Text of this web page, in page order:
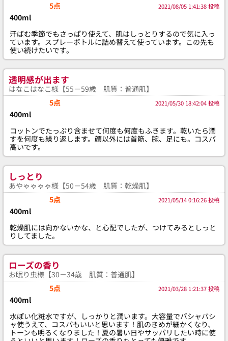
5点
2021/08/05 1:41:38 投稿
400ml
汗ばむ季節でもさっぱり使えて、肌はしっとりするので気に入っ
ています。スプレーボトルに詰め替えて使っています。この先も
使い続けたいです。
透明感が出ます
はなこはなこ様【55－59歳 肌質：普通肌】
5点
2021/05/30 18:42:04 投稿
400ml
コットンでたっぷり含ませて何度も何度もふきます。乾いたら潤
すを何度も繰り返します。顔以外には首筋、腕、足にも。コスパ
高いです。
しっとり
あやゃゃゃゃ様【50－54歳 肌質：乾燥肌】
5点
2021/05/14 0:16:26 投稿
400ml
乾燥肌には向かないかな、と心配でしたが、つけてみるとしっと
りしてました。
ローズの香り
お眠り虫様【30－34歳 肌質：普通肌】
5点
2021/03/28 1:21:37 投稿
400ml
水ぽい化粧水ですが、しっかりと潤います。大容量でバシャバシ
ャ使うえて、コスパもいいと思います！肌のきめが細かくなり、
トーンも明るくなりました！夏の暑い日やサッパリしたい時に使